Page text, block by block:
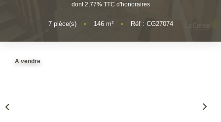
Qui Sommes-Nous
Notre Équipe
dont 2,77% TTC d'honoraires
7pièce(s) • 146m² • Réf : CG27074
A vendre